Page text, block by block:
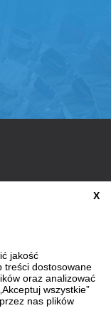
X
jakość
treści dostosowane
oraz analizować
wszystkie”
nas plików